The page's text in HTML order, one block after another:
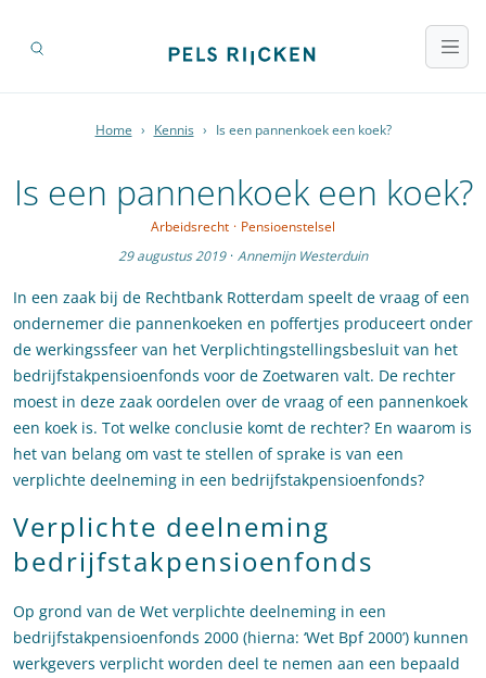
Home › Kennis › Is een pannenkoek een koek?
Is een pannenkoek een koek?
Arbeidsrecht · Pensioenstelsel
29 augustus 2019 · Annemijn Westerduin
In een zaak bij de Rechtbank Rotterdam speelt de vraag of een
ondernemer die pannenkoeken en poffertjes produceert onder
de werkingssfeer van het Verplichtingstellingsbesluit van het
bedrijfstakpensioenfonds voor de Zoetwaren valt. De rechter
moest in deze zaak oordelen over de vraag of een pannenkoek
een koek is. Tot welke conclusie komt de rechter? En waarom is
het van belang om vast te stellen of sprake is van een
verplichte deelneming in een bedrijfstakpensioenfonds?
Verplichte deelneming
bedrijfstakpensioenfonds
Op grond van de Wet verplichte deelneming in een
bedrijfstakpensioenfonds 2000 (hierna: ‘Wet Bpf 2000’) kunnen
werkgevers verplicht worden deel te nemen aan een bepaald